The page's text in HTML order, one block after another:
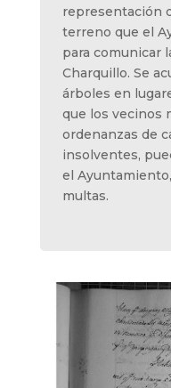
representación
terreno que el
para comunicar
Charquillo. Se
árboles en
que los vecinos
ordenanzas de
insolventes,
el
multas.